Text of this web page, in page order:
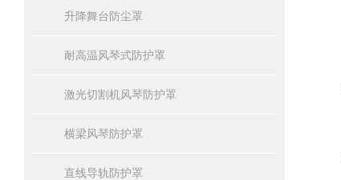
升降舞台防尘罩
耐高温风琴式防护罩
激光切割机风琴防护罩
横梁风琴防护罩
直线导轨防护罩
1.